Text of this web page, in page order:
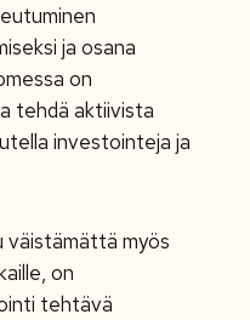
ja osana
on
tehdä aktiivista
investointeja ja
väistämättä myös
on
tehtävä